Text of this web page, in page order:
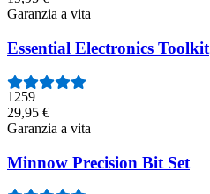
Garanzia a vita
Essential Electronics Toolkit
1259
29,95 €
Garanzia a vita
Minnow Precision Bit Set